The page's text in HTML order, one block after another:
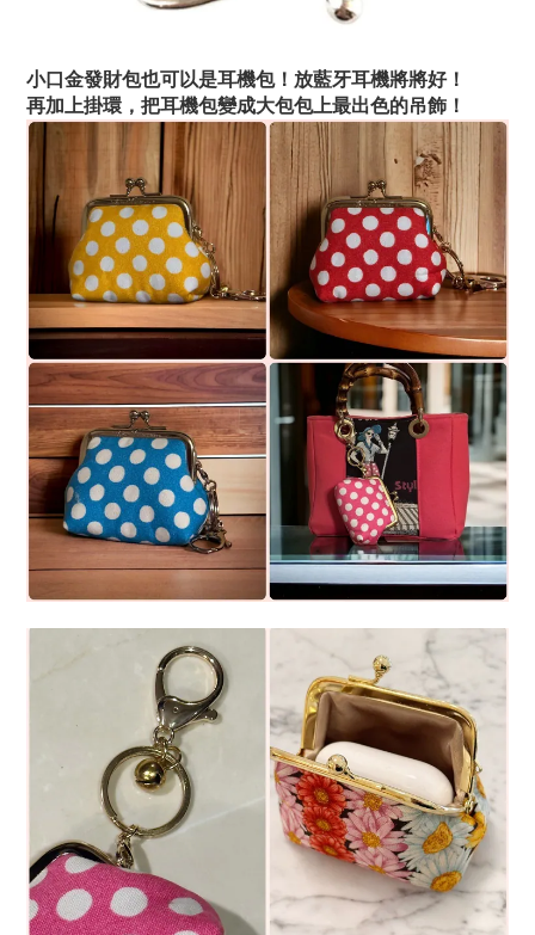
小口金發財包也可以是耳機包！放藍牙耳機將將好！
再加上掛環，把耳機包變成大包包上最出色的吊飾！